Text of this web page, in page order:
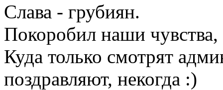
Слава - грубиян.
Покоробил наши чувства,
Куда только смотрят
поздравляют, некогда :)